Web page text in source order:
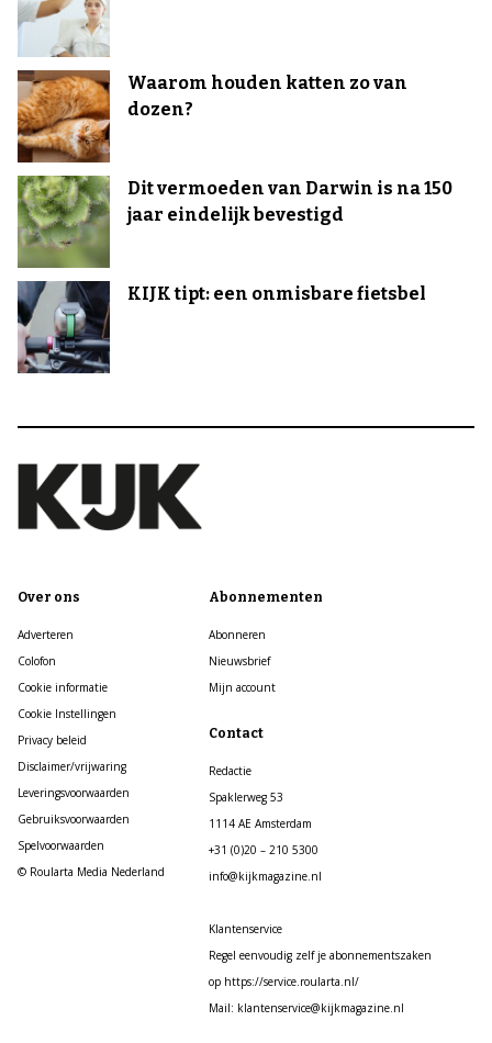
Waarom houden katten zo van
dozen?
Dit vermoeden van Darwin is na 150
jaar eindelijk bevestigd
KIJK tipt: een onmisbare fietsbel
Over ons
Adverteren
Colofon
Cookie informatie
Cookie Instellingen
Privacy beleid
Disclaimer/vrijwaring
Leveringsvoorwaarden
Gebruiksvoorwaarden
Spelvoorwaarden
© Roularta Media Nederland
Abonnementen
Abonneren
Nieuwsbrief
Mijn account
Contact
Redactie
Spaklerweg 53
1114 AE Amsterdam
+31 (0)20 – 210 5300
info@kijkmagazine.nl
Klantenservice
Regel eenvoudig zelf je abonnementszaken
op https://service.roularta.nl/
Mail: klantenservice@kijkmagazine.nl